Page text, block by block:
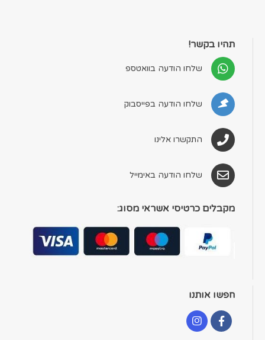
תהיו בקשר!
שלחו הודעה בוואטספ
שלחו הודעה בפייסבוק
התקשרו אלינו
שלחו הודעה באימייל
מקבלים כרטיסי אשראי מסוג:
חפשו אותנו